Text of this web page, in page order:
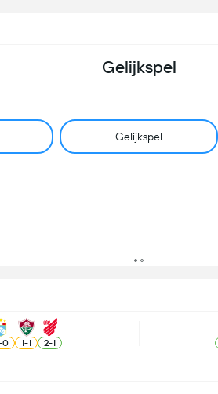
Gelijkspel
Gelijkspel
0 1-1 2-1